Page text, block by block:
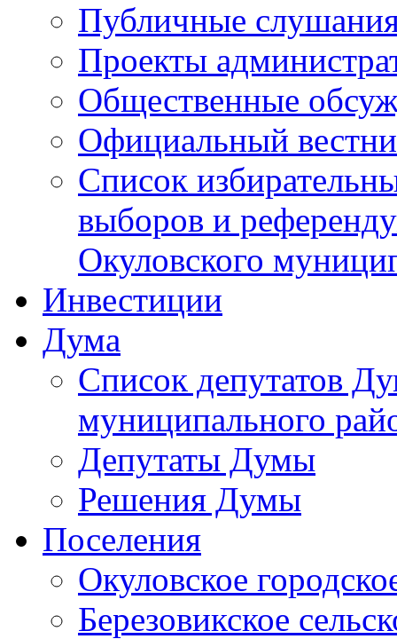
Публичные
Проекты
Общественные
Официальный
Список
выборов и
Окуловского
Инвестиции
Дума
Список депутатов
муниципального
Депутаты Думы
Решения Думы
Поселения
Окуловское
Березовикское